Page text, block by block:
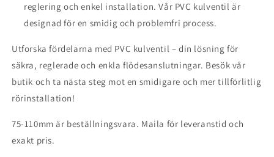
reglering och enkel installation. Vår PVC kulventil är
designad för en smidig och problemfri process.
Utforska fördelarna med PVC kulventil – din lösning för
säkra, reglerade och enkla flödesanslutningar. Besök vår
butik och ta nästa steg mot en smidigare och mer tillförlitlig
rörinstallation!
75-110mm är beställningsvara. Maila för leveranstid och
exakt pris.